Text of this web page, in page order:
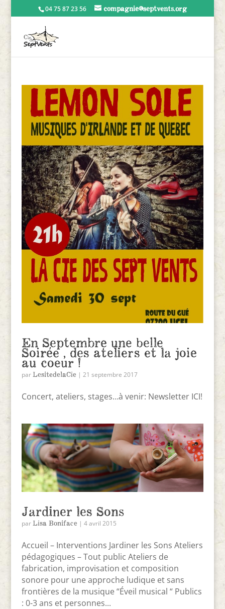
04 75 87 23 56 compagnie@septvents.org
En Septembre une belle
Soirée , des ateliers et la joie
au coeur !
par LesitedelaCie | 21 septembre 2017
Concert, ateliers, stages…à venir: Newsletter ICI!
Jardiner les Sons
parLisa Boniface | 4 avril 2015
Accueil – Interventions Jardiner les Sons Ateliers
pédagogiques – Tout public Ateliers de
fabrication, improvisation et composition
sonore pour une approche ludique et sans
frontières de la musique “Éveil musical “ Publics
: 0-3 ans et personnes...